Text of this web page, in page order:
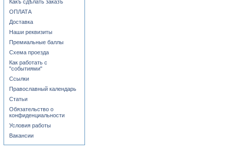
Какъ сдѣлать заказъ
ОПЛАТА
Доставка
Наши реквизиты
Премиальные баллы
Схема проезда
Как работать с
"событиями"
Ссылки
Православный календарь
Статьи
Обязательство о
конфиденциальности
Условия работы
Вакансии